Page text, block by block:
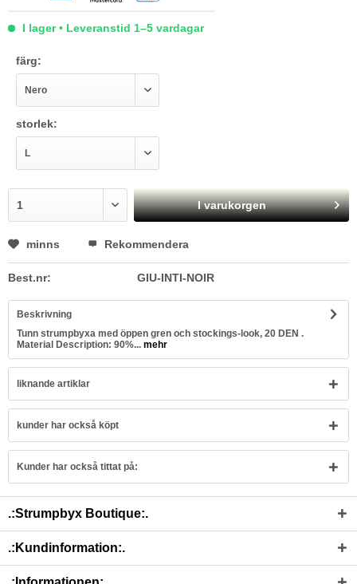
I lager • Leveranstid 1–5 vardagar
färg:
storlek:
I varukorgen
minns Rekommendera
Best.nr: GIU-INTI-NOIR
Beskrivning
Tunn strumpbyxa med öppen gren och stockings-look, 20 DEN .
Material Description: 90%... mehr
liknande artiklar
kunder har också köpt
Kunder har också tittat på:
.:Strumpbyx Boutique:.
.:Kundinformation:.